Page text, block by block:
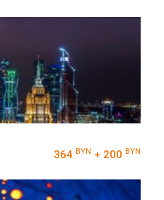
364 BYN + 200 BYN